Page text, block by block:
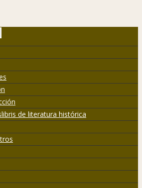
de literatura histórica